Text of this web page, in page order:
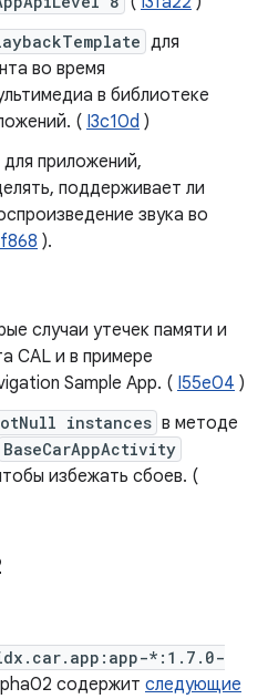
для
во время
в библиотеке
( I3c10d )
приложений,
поддерживает ли
звука во
).
случаи утечек памяти и
CAL и в примере
Sample App. ( I55e04 )
instances в методе
BaseCarAppActivity
избежать сбоев. (
*:1.7.0-
содержит следующие